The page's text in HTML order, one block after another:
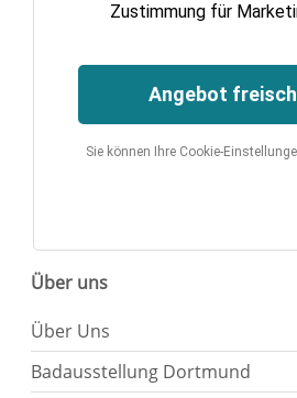
Zustimmung für
Angebot
Sie können Ihre Cookie-
Über uns
Über Uns
Badausstellung Dortmund